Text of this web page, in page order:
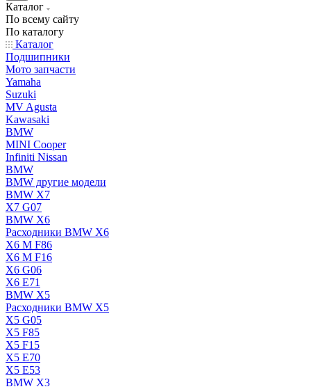
Каталог
По всему сайту
По каталогу
Каталог
Подшипники
Мото запчасти
Yamaha
Suzuki
MV Agusta
Kawasaki
BMW
MINI Cooper
Infiniti Nissan
BMW
BMW другие модели
BMW X7
X7 G07
BMW X6
Расходники BMW X6
X6 M F86
X6 M F16
X6 G06
X6 E71
BMW X5
Расходники BMW X5
X5 G05
X5 F85
X5 F15
X5 E70
X5 E53
BMW X3